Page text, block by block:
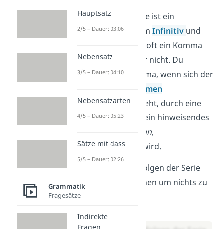
Eine Infinitivgruppe ist ein
Nebensatzmit dem Infinitiv und
. Hier kannst du oft ein Komma
setzen, musst aber nicht. Du
brauchst das Komma, wenn sich der
Nomen
(Namenwort) bezieht, durch eine
Konjunktion oder ein hinweisendes
(es, das, daran,
darin)eingeleitet wird.
Ich habe alle Folgen der Serie
nochmal gesehen um nichts zu
Lösung:
Hauptsatz
2/5 – Dauer: 03:06
Nebensatz
3/5 – Dauer: 04:10
Nebensatzarten
4/5 – Dauer: 05:23
Sätze mit dass
5/5 – Dauer: 02:26
Grammatik
Fragesätze
Indirekte
Fragen